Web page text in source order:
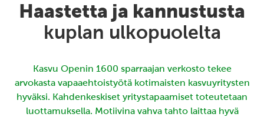
Haastetta ja kannustusta
kuplan ulkopuolelta
Kasvu Openin 1600 sparraajan verkosto tekee
arvokasta vapaaehtoistyötä kotimaisten kasvuyritysten
hyväksi. Kahdenkeskiset yritystapaamiset toteutetaan
luottamuksella. Motiivina vahva tahto laittaa hyvä